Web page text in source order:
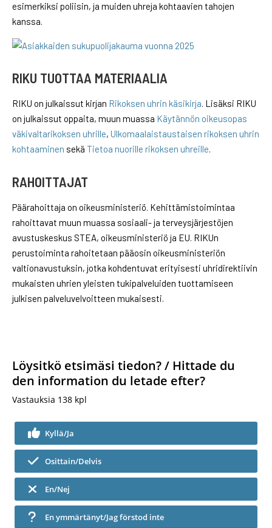
esimerkiksi poliisin, ja muiden uhreja kohtaavien tahojen
kanssa.
RIKU TUOTTAA MATERIAALIA
RIKU on julkaissut kirjan Rikoksen uhrin käsikirja. Lisäksi RIKU
on julkaissut oppaita, muun muassa Käytännön oikeusopas
väkivaltarikoksen uhrille, Ulkomaalaistaustaisen rikoksen uhrin
kohtaaminen sekä Tietoa nuorille rikoksen uhreille.
RAHOITTAJAT
Päärahoittaja on oikeusministeriö. Kehittämistoimintaa
rahoittavat muun muassa sosiaali- ja terveysjärjestöjen
avustuskeskus STEA, oikeusministeriö ja EU. RIKUn
perustoiminta rahoitetaan pääosin oikeusministeriön
valtionavustuksin, jotka kohdentuvat erityisesti uhridirektiivin
mukaisten uhrien yleisten tukipalveluiden tuottamiseen
julkisen palveluvelvoitteen mukaisesti.
Löysitkö etsimäsi tiedon? / Hittade du
den information du letade efter?
Vastauksia 138 kpl
Kyllä/Ja
Osittain/Delvis
En/Nej
En ymmärtänyt/Jag förstod inte